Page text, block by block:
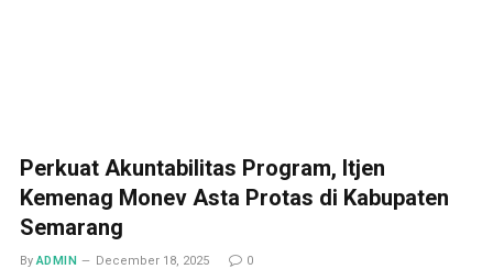
Perkuat Akuntabilitas Program, Itjen
Kemenag Monev Asta Protas di Kabupaten
Semarang
By ADMIN December 18, 2025 0